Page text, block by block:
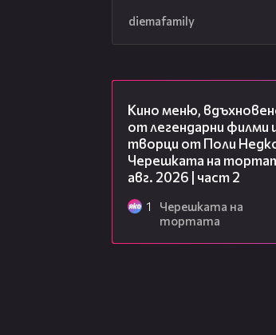
diemafamily
Кино меню,
от легендарни филми
творци от Поли
Черешката на
авг. 2026 | част 2
1
Черешката на
тортата